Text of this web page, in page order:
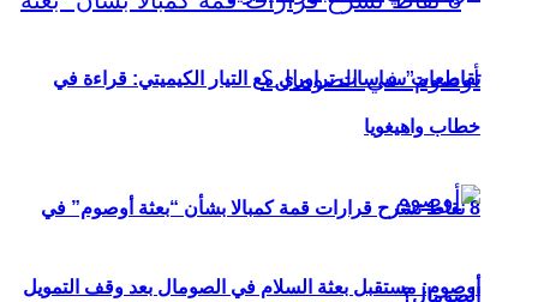
8 نقاط تشرح قرارات قمة كمبالا بشأن “بعثة أوصوم” في
الصومال؟
تقاطعات سياسات تراوري مع التيار الكيميتي: قراءة في
خطاب واهيغويا
أوصوم: مستقبل بعثة السلام في الصومال بعد وقف التمويل